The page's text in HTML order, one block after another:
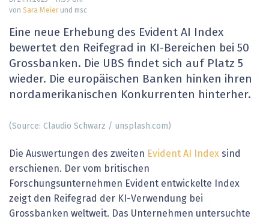
von Sara Meierund msc
Eine neue Erhebung des Evident AI Index
bewertet den Reifegrad in KI-Bereichen bei 50
Grossbanken. Die UBS findet sich auf Platz 5
wieder. Die europäischen Banken hinken ihren
nordamerikanischen Konkurrenten hinterher.
(Source: Claudio Schwarz / unsplash.com)
Die Auswertungen des zweiten Evident AI Index sind
erschienen. Der vom britischen
Forschungsunternehmen Evident entwickelte Index
zeigt den Reifegrad der KI-Verwendung bei
Grossbanken weltweit. Das Unternehmen untersuchte